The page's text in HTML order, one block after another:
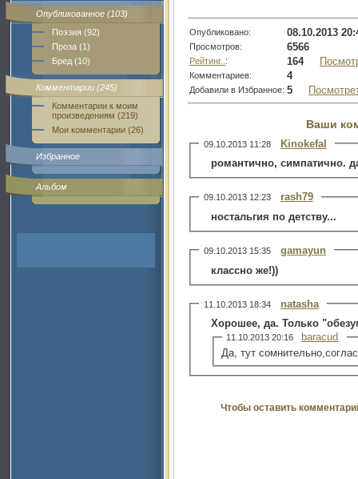
Опубликованное (103)
Поэзия (92)
Проза (1)
Бред (10)
Комментарии (245)
Комментарии к моим
произведениям (219)
Мои комментарии (26)
Избранное
Альбом
Опубликовано: 08.10.2013
Просмотров: 6566
Рейтинг.. : 164
Комментариев: 4
Добавили в Избранное: 5
Ваши
09.10.2013 11:28
Kinokefal
романтично, симпатично.
09.10.2013 12:23
rash79
ностальгия по детству...
09.10.2013 15:35
gamayun
классно же!))
11.10.2013 18:34
natasha
Хорошее, да. Только
11.10.2013 20:16
baracud
Да, тут
Чтобы оставить